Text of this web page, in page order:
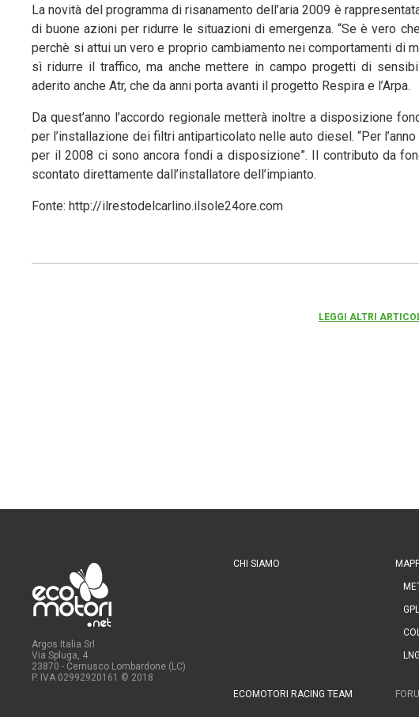
La novità del programma di risanamento dell’aria 2009 è
di buone azioni per ridurre le situazioni di emergenza. “Se è vero
perchè si attui un vero e proprio cambiamento nei comportamenti di
sì ridurre il traffico, ma anche mettere in campo progetti di
aderito anche Atr, che da anni porta avanti il progetto Respira e l’Arpa.
Da quest’anno l’accordo regionale metterà inoltre a disposizione
per l’installazione dei filtri antiparticolato nelle auto diesel. “Per
per il 2008 ci sono ancora fondi a disposizione”. Il contributo da
scontato direttamente dall’installatore dell’impianto.
Fonte: http://ilrestodelcarlino.ilsole24ore.com
LEGGI ALTRI
Argos Italia Srl
Via Spluga, 4
23870 - Cernusco Lombardone (LC)
P. IVA 02992920161 © 2018
CHI SIAMO
GPL
LNG
ECOMOTORI RACING TEAM